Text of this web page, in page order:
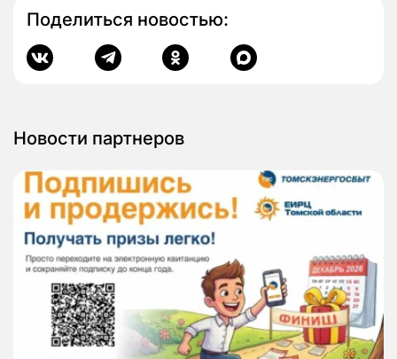
Поделиться новостью:
Новости партнеров